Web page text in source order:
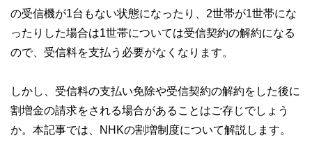
の受信機が1台もない状態になったり、2世帯が1世帯にな
ったりした場合は1世帯については受信契約の解約になる
ので、受信料を支払う必要がなくなります。
しかし、受信料の支払い免除や受信契約の解約をした後に
割増金の請求をされる場合があることはご存じでしょう
か。本記事では、NHKの割増制度について解説します。